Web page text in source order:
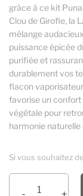
grâce à ce kit
Clou de Girofle, la
mélange
puissance épicée
purifiée et
durablement vos
flacon
favorise un
végétale pour
harmonie naturelle
Si vous souhaitez